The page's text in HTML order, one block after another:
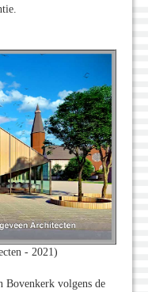
- 2021)
Bovenkerk volgens de